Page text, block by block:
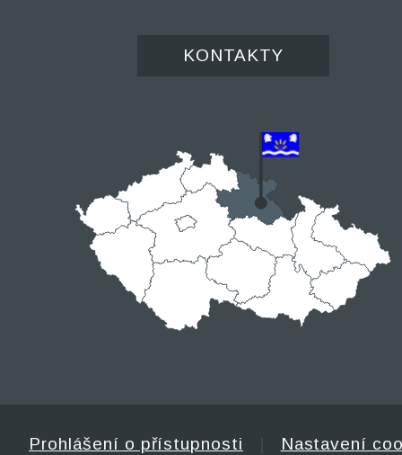
KONTAKTY
Prohlášení o přístupnosti
Nastavení